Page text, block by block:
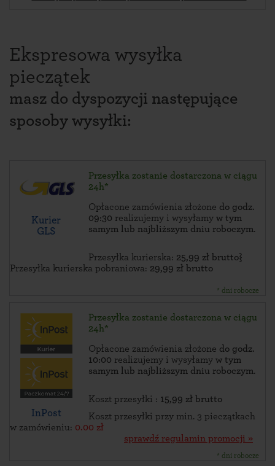
Ekspresowa wysyłka
pieczątek
masz do dyspozycji następujące
sposoby wysyłki:
Kurier
GLS
Przesyłka zostanie dostarczona w ciągu
24h*
Opłacone zamówienia złożone do godz.
09:30 realizujemy i wysyłamy w tym
samym lub najbliższym dniu roboczym.
Przesyłka kurierska: 25,99 zł brutto}
Przesyłka kurierska pobraniowa: 29,99 zł brutto
* dni robocze
InPost
Przesyłka zostanie dostarczona w ciągu
24h*
Opłacone zamówienia złożone do godz.
10:00 realizujemy i wysyłamy w tym
samym lub najbliższym dniu roboczym.
Koszt przesyłki : 15,99 zł brutto
Koszt przesyłki przy min. 3 pieczątkach
w zamówieniu: 0.00 zł
sprawdź regulamin promocji »
* dni robocze